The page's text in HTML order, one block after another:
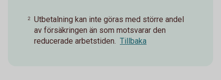
2
Utbetalning kan inte göras med större andel
av försäkringen än som motsvarar den
reducerade arbetstiden. Tillbaka